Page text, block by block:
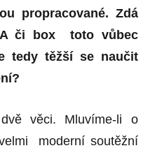
propracované. Zdá
či box toto vůbec
tedy těžší se naučit
věci. Mluvíme-li o
moderní soutěžní